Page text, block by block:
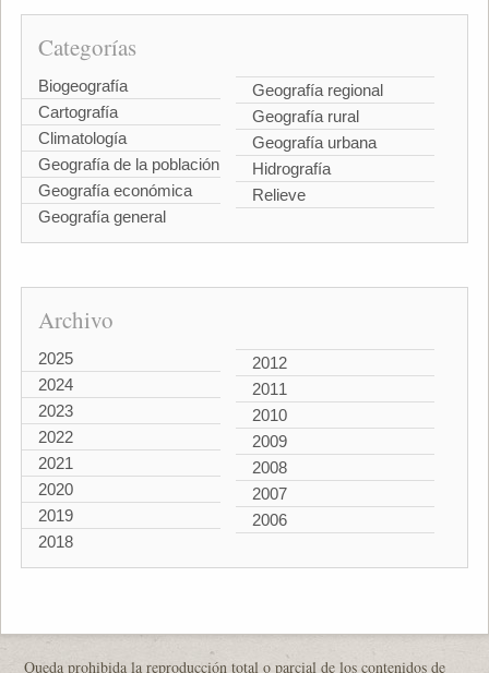
Categorías
Biogeografía
Cartografía
Climatología
Geografía de la población
Geografía económica
Geografía general
Geografía regional
Geografía rural
Geografía urbana
Hidrografía
Relieve
Archivo
2025
2024
2023
2022
2021
2020
2019
2018
2012
2011
2010
2009
2008
2007
2006
Queda prohibida la reproducción total o parcial de los contenidos de